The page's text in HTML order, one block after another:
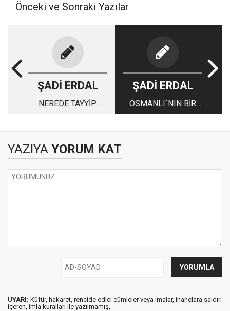
Önceki ve Sonraki Yazılar
ŞADİ ERDAL
NEREDE TAYYİP
ŞADİ ERDAL
OSMANLI´NIN BİR
ONBAŞI İLE İDARE
YAZIYA YORUM KAT
UYARI: Küfür, hakaret, rencide edici cümleler veya imalar, inançlara saldırı
içeren, imla kuralları ile yazılmamış,